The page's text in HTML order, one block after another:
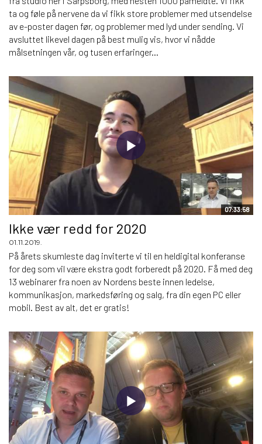
ta og føle på nervene da vi fikk store problemer med utsendelse
av e-poster dagen før, og problemer med lyd under sending. Vi
avsluttet likevel dagen på best mulig vis, hvor vi nådde
målsetningen vår, og tusen erfaringer...
07:33:58
Ikke vær redd for 2020
01.11.2019.
På årets skumleste dag inviterte vi til en heldigital konferanse
for deg som vil være ekstra godt forberedt på 2020. Få med deg
13 webinarer fra noen av Nordens beste innen ledelse,
kommunikasjon, markedsføring og salg, fra din egen PC eller
mobil. Best av alt, det er gratis!